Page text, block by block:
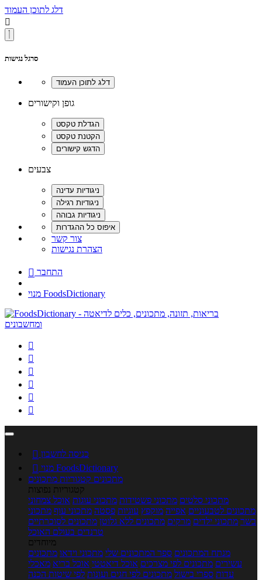
דלג לתוכן העמוד

סרגל נגישות
גופן וקישורים
צבעים
צור קשר
הצהרת נגישות
 התחבר
מנוי FoodsDictionary






 כניסה לחשבון

מנוי FoodsDictionary
מתכונים קטגוריות מתכונים
קטגוריות נפוצות
מתכוני סלטים מתכוני פשטידות מתכוני עוגות אוכל צמחוני
מתכונים לטבעוניים אפייה מוקפץ עוגיות פסטה מתכוני עוף מתכוני
בשר מתכוני ילדים מרקים מתכונים ללא גלוטן מתכונים לסוכרתיים
טרנדים בעולם האוכל
מיוחדים
מנתח המתכונים ספר המתכונים שלי מתכוני וידאו מתכונים
עשירים מתכונים לפי מצרכים אוכל דיאטטי אוכל בריא מאכלי
עדות ספרי בישול מתכונים לפי חגים ועונות לפי שיטות הכנה